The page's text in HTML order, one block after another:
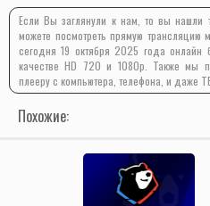
Если Вы заглянули к нам, то вы нашли
можете посмотреть прямую
сегодня 19 октября 2025 года
качестве HD 720 и 1080p. Также мы
плееру с компьютера, телефона, и даже
Похожие: